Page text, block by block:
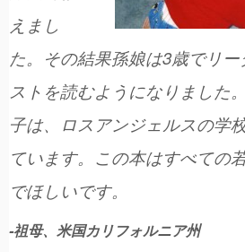
えまし
た。その結果孫娘は3歳でリ
ストを読むようになりました
子は、ロスアンジェルスの学
ています。この本はすべての
でほしいです。
-祖母、米国カリフォルニア州